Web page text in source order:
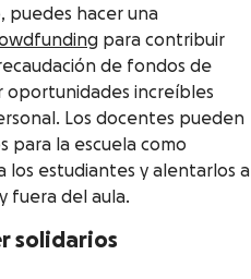
puedes hacer una
para contribuir
de fondos de
increíbles
Los docentes pueden
para la escuela como
los estudiantes y alentarlos a
fuera del aula.
solidarios